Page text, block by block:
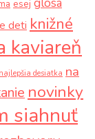
esej
deti knižné
kaviareň
najlepšia desiatka na
novinky
siahnuť